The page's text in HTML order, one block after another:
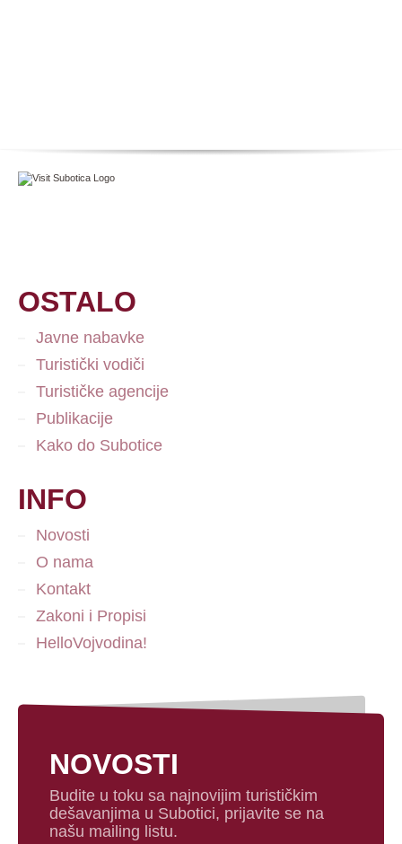
OSTALO
Javne nabavke
Turistički vodiči
Turističke agencije
Publikacije
Kako do Subotice
INFO
Novosti
O nama
Kontakt
Zakoni i Propisi
HelloVojvodina!
NOVOSTI
Budite u toku sa najnovijim turističkim
dešavanjima u Subotici, prijavite se na
našu mailing listu.